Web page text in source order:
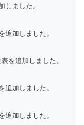
しました。
追加しました。
を追加しました。
追加しました。
追加しました。